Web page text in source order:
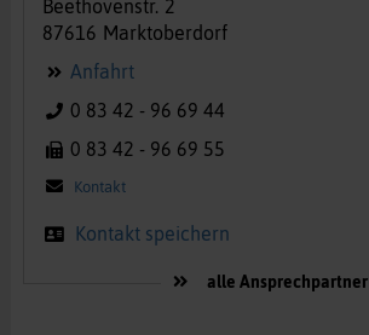
Beethovenstr. 2
87616 Marktoberdorf
Anfahrt
0 83 42 - 96 69 44
0 83 42 - 96 69 55
Kontakt
Kontakt speichern
alle Ansprechpartner